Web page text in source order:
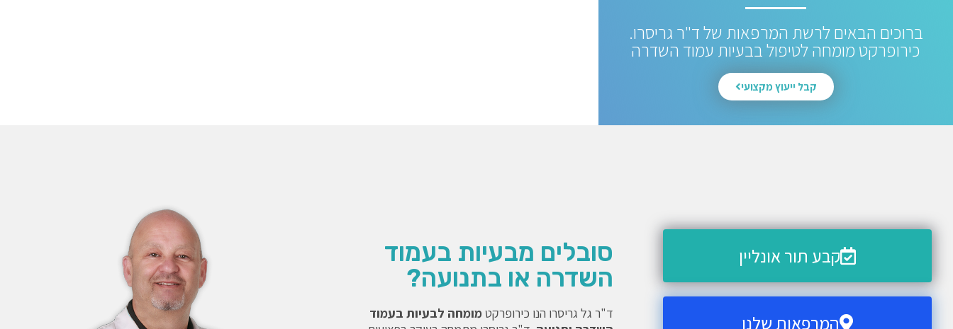
ברוכים הבאים לרשת המרפאות של ד"ר גריסרו.
כירופרקט מומחה לטיפול בבעיות עמוד השדרה
קבל ייעוץ מקצועי
קבע תור אונליין
המרפאות שלנו
סובלים מבעיות בעמוד
השדרה או בתנועה?
ד"ר גל גריסרו הנו כירופרקט מומחה לבעיות בעמוד